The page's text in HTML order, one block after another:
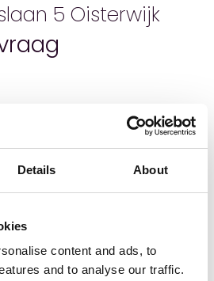
Details About
content and ads, to
and to analyse our traffic.
5 Oisterwijk
2006
295
890
1095